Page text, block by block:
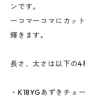
ンです。
一コマ一コマにカッ
輝きます。
長さ、太さは以下の4
・K18YGあずきチ